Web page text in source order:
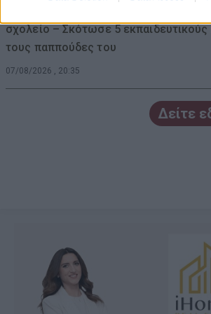
σχολείο – Σκότωσε 5 εκπαιδευτικούς
τους παππούδες του
07/08/2026 , 20:35
Δείτε